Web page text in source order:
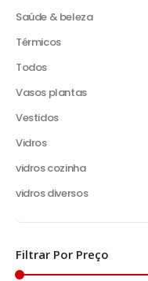
Saúde & beleza
Térmicos
Todos
Vasos plantas
Vestidos
Vidros
vidros cozinha
vidros diversos
Filtrar Por Preço